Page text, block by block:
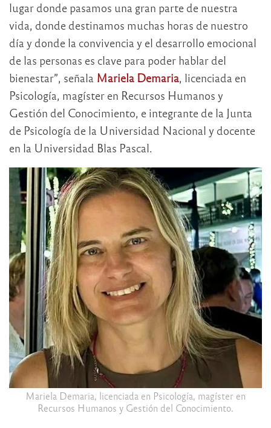
lugar donde pasamos una gran parte de nuestra
vida, donde destinamos muchas horas de nuestro
día y donde la convivencia y el desarrollo emocional
de las personas es clave para poder hablar del
bienestar”, señala Mariela Demaria, licenciada en
Psicología, magíster en Recursos Humanos y
Gestión del Conocimiento, e integrante de la Junta
de Psicología de la Universidad Nacional y docente
en la Universidad Blas Pascal.
Mariela Demaria, licenciada en Psicología, magíster en
Recursos Humanos y Gestión del Conocimiento.